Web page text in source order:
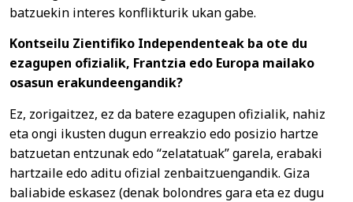
batzuekin interes konflikturik ukan gabe.
Kontseilu Zientifiko Independenteak ba ote du
ezagupen ofizialik, Frantzia edo Europa mailako
osasun erakundeengandik?
Ez, zorigaitzez, ez da batere ezagupen ofizialik, nahiz
eta ongi ikusten dugun erreakzio edo posizio hartze
batzuetan entzunak edo “zelatatuak” garela, erabaki
hartzaile edo aditu ofizial zenbaitzuengandik. Giza
baliabide eskasez (denak bolondres gara eta ez dugu